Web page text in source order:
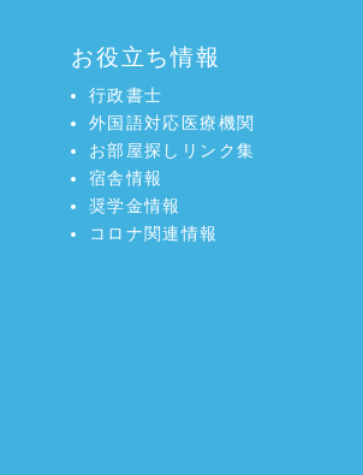
お役立ち情報
行政書士
外国語対応医療機関
お部屋探しリンク集
宿舎情報
奨学金情報
コロナ関連情報